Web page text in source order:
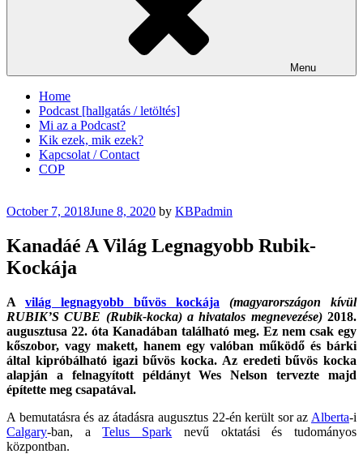
Menu
Home
Podcast [hallgatás / letöltés]
Mi az a Podcast?
Kik ezek, mik ezek?
Kapcsolat / Contact
COP
Posted
October 7, 2018June 8, 2020 by KBPadmin
Kanadáé A Világ Legnagyobb Rubik-
Kockája
A világ legnagyobb bűvös kockája
(magyarországon kívül
RUBIK’S CUBE (Rubik-kocka) a hivatalos megnevezése)2018.
augusztusa 22. óta Kanadában található meg. Ez nem csak egy
kőszobor, vagy makett, hanem egy valóban működő és bárki
által kipróbálható igazi bűvös kocka. Az eredeti bűvös kocka
alapján a felnagyított példányt Wes Nelson tervezte majd
építette meg csapatával.
A bemutatásra és az átadásra augusztus 22-én került sor az Alberta-i
Calgary-ban, aTelus Spark nevű oktatási és tudományos
központban.